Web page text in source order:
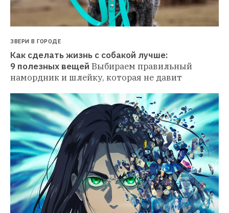
ЗВЕРИ В ГОРОДЕ
Как сделать жизнь с собакой лучше:
9 полезных вещей Выбираем правильный
намордник и шлейку, которая не давит